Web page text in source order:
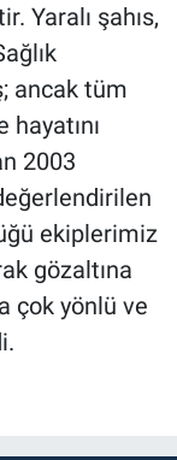
Yaralı şahıs,
ancak tüm
2003
ekiplerimiz
gözaltına
çok yönlü ve